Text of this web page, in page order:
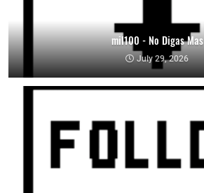
mil100 - No Digas Mas
July 29, 2026